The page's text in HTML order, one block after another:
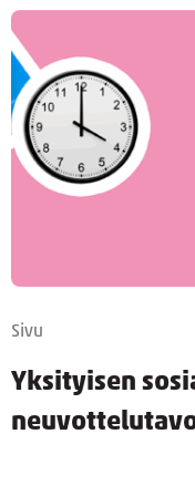
Sivu
Yksityisen